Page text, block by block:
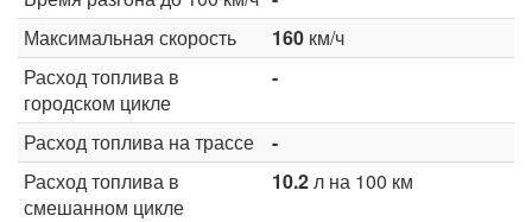
Максимальная скорость
160 км/ч
Расход топлива в
городском цикле
-
Расход топлива на трассе
-
Расход топлива в
смешанном цикле
10.2л на 100 км